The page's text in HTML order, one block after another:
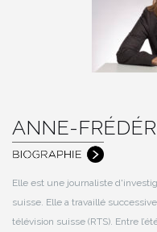
ANNE-
Elle est une journaliste
suisse. Elle a travaillé
télévision suisse (RTS). Entre